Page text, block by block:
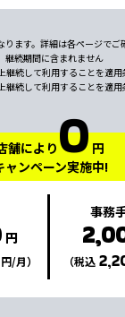
舗により0円
ャンペーン実施中!
円
円/月）
事務
（税込
ます。詳細は各ページでご
継続期間に含まれません
続して利用することを適用
続して利用することを適用